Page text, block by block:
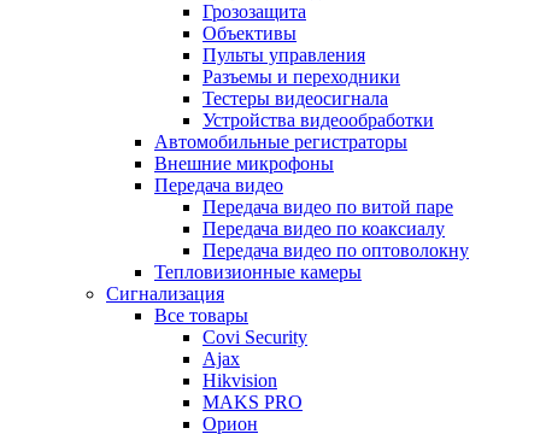
Грозозащита
Объективы
Пульты управления
Разъемы и переходники
Тестеры видеосигнала
Устройства видеообработки
Автомобильные регистраторы
Внешние микрофоны
Передача видео
Передача видео по витой паре
Передача видео по коаксиалу
Передача видео по оптоволокну
Тепловизионные камеры
Сигнализация
Все товары
Covi Security
Ajax
Hikvision
MAKS PRO
Орион